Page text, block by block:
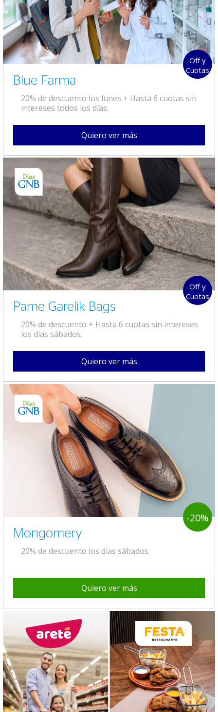
Off y
Cuotas
Blue Farma
20% de descuento los lunes + Hasta 6 cuotas sin
intereses todos los días.
Quiero ver más
Off y
Cuotas
Pame Garelik Bags
20% de descuento + Hasta 6 cuotas sin intereses
los días sábados.
Quiero ver más
-20%
Mongomery
20% de descuento los días sábados.
Quiero ver más